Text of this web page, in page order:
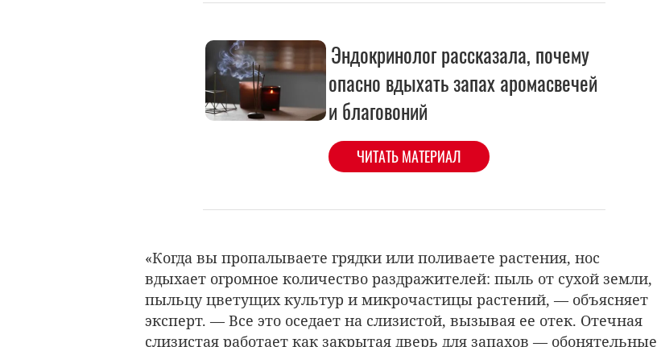
Эндокринолог рассказала, почему
опасно вдыхать запах аромасвечей
и благовоний
ЧИТАТЬ МАТЕРИАЛ
«Когда вы пропалываете грядки или поливаете растения, нос
вдыхает огромное количество раздражителей: пыль от сухой земли,
пыльцу цветущих культур и микрочастицы растений, — объясняет
эксперт. — Все это оседает на слизистой, вызывая ее отек. Отечная
слизистая работает как закрытая дверь для запахов — обонятельные